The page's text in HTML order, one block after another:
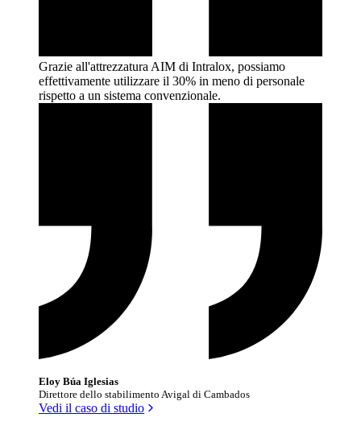
Grazie all'attrezzatura AIM di Intralox, possiamo
effettivamente utilizzare il 30% in meno di personale
rispetto a un sistema convenzionale.
Eloy Búa Iglesias
Direttore dello stabilimento Avigal di Cambados
Vedi il caso di studio